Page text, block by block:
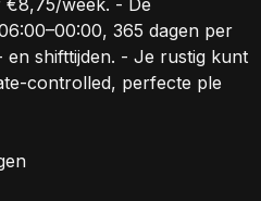
€8,75/week. - De
365 dagen per
shifttijden. - Je rustig kunt
controlled, perfecte ple